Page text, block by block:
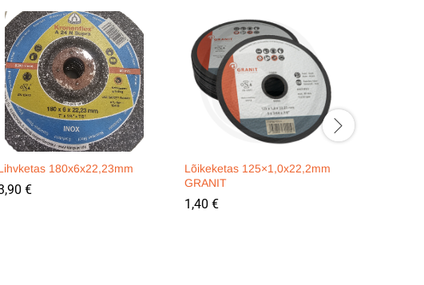
180x6x22,23mm
€
Lõikeketas 125×1,0x22,2mm
GRANIT
1,40 €